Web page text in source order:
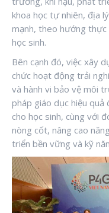
khoa học tự nhiên, địa
mạnh, theo hướng thực
học sinh.
Bên cạnh đó, việc xây
chức hoạt động trải
và hành vi bảo vệ môi
pháp giáo dục hiệu quả
cho học sinh, cùng với
nòng cốt, nâng cao
triển bền vững và kỹ